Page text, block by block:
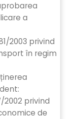
a
2003 privind
în regim
2002 privind
de